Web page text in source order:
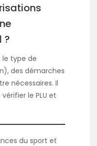
?
le type de
des démarches
nécessaires. Il
le PLU et
du sport et